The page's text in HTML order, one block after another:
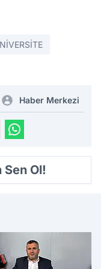
Haber Merkezi
Sen Ol!